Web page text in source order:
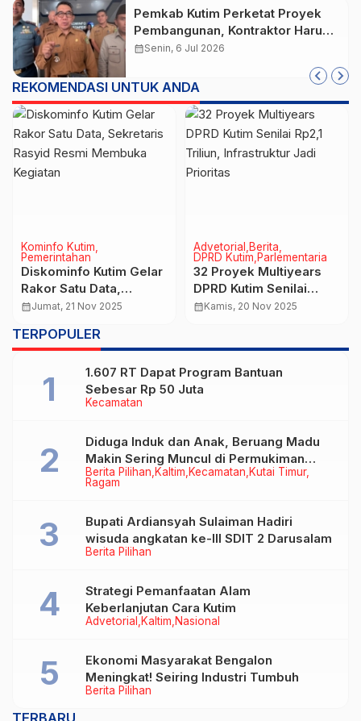
Pemkab Kutim Perketat Proyek
Pembangunan, Kontraktor Harus
Siap Modal dan Tanggung Jawab
calendar_monthSenin, 6 Jul 2026
REKOMENDASI UNTUK ANDA
Kominfo Kutim
Pemerintahan
Diskominfo Kutim Gelar
Rakor Satu Data,
Sekretaris Rasyid
Kegiatan
calendar_monthJumat, 21 Nov 2025
Advetorial Berita
DPRD Kutim Parlementaria
32 Proyek Multiyears
DPRD Kutim Senilai
Rp2,1 Triliun,
calendar_monthKamis, 20 Nov 2025
TERPOPULER
Kecamatan
1.607 RT Dapat Program Bantuan
Sebesar Rp 50 Juta
Berita Pilihan Kaltim Kecamatan Kutai Timur
Ragam
Diduga Induk dan Anak, Beruang Madu
Makin Sering Muncul di Permukiman
Warga
Berita Pilihan
Bupati Ardiansyah Sulaiman Hadiri
wisuda angkatan ke-III SDIT 2 Darusalam
Advetorial Kaltim Nasional
Strategi Pemanfaatan Alam
Keberlanjutan Cara Kutim
Berita Pilihan
Ekonomi Masyarakat Bengalon
Meningkat! Seiring Industri Tumbuh
TERBARU